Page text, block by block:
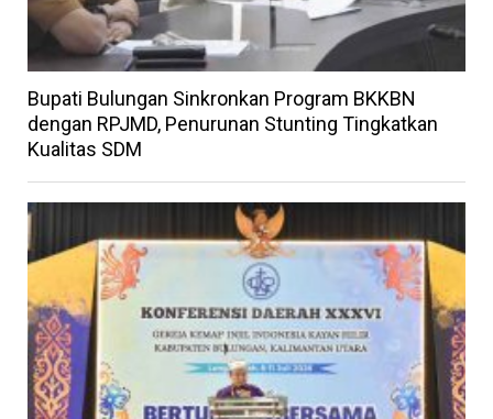
Bupati Bulungan Sinkronkan Program BKKBN
dengan RPJMD, Penurunan Stunting Tingkatkan
Kualitas SDM